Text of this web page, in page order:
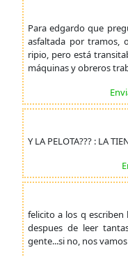
Para edgardo que
asfaltada por tramos,
ripio, pero está
máquinas y obreros
Y LA PELOTA??? : LA
felicito a los q escriben
despues de leer
gente...si no, nos